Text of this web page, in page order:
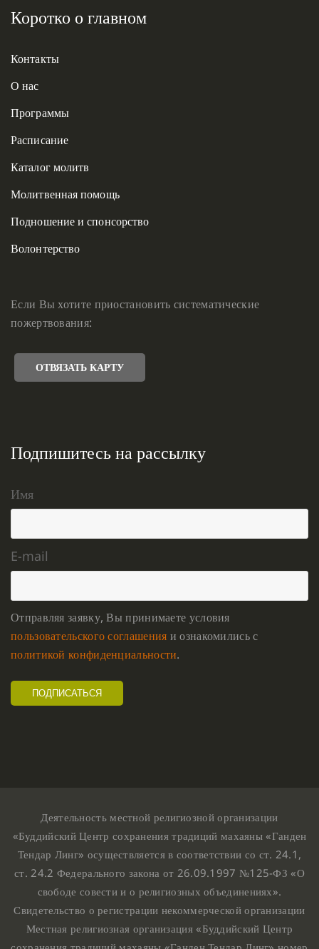
Коротко о главном
Контакты
О нас
Программы
Расписание
Каталог молитв
Молитвенная помощь
Подношение и спонсорство
Волонтерство
Если Вы хотите приостановить систематические
пожертвования:
ОТВЯЗАТЬ КАРТУ
Подпишитесь на рассылку
Имя
E-mail
Отправляя заявку, Вы принимаете условия
пользовательского соглашения и ознакомились с
политикой конфиденциальности.
Деятельность местной религиозной организации
«Буддийский Центр сохранения традиций махаяны «Ганден
Тендар Линг» осуществляется в соответствии со ст. 24.1,
ст. 24.2 Федерального закона от 26.09.1997 №125-ФЗ «О
свободе совести и о религиозных объединениях».
Свидетельство о регистрации некоммерческой организации
Местная религиозная организация «Буддийский Центр